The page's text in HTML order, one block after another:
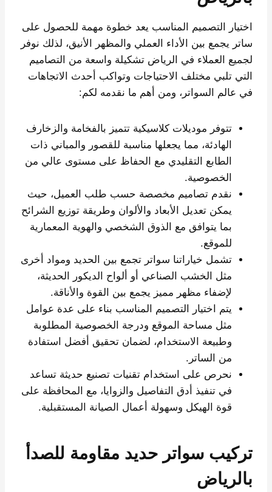
اختيار التصميم المناسب يعد خطوة مهمة للحصول على
ساتر يجمع بين الأداء العملي والمظهر الأنيق، لذلك نوفر
لجميع العملاء في الرياض تشكيلة واسعة من التصاميم
التي تلبي مختلف الاحتياجات وتواكب أحدث الاتجاهات
في عالم السواتر، ومن أهم ما نقدمه لكم:
تتوفر موديلات كلاسيكية تتميز بالفخامة والزخارف
الهادئة، مما يجعلها مناسبة للقصور والمباني ذات
الطابع التقليدي مع الحفاظ على مستوى عالي من
الخصوصية.
نقدم تصاميم مخصصة حسب طلب العميل، حيث
يمكن تعديل الأبعاد والألوان وطريقة توزيع الشرائح
بما يتوافق مع الذوق الشخصي والهوية المعمارية
للموقع.
تشمل خياراتنا سواتر تجمع بين الحديد ومواد أخرى
مثل الخشب الصناعي أو ألواح الديكور الحديثة،
لإضفاء مظهر مميز يجمع بين القوة والأناقة.
يتم اختيار التصميم المناسب بناء على عدة عوامل
مثل مساحة الموقع ودرجة الخصوصية المطلوبة
وطبيعة الاستخدام، لضمان تحقيق أفضل استفادة
من الساتر.
نحرص على استخدام تقنيات تصنيع حديثة تساعد
في تنفيذ أدق التفاصيل والزوايا، مع المحافظة على
قوة الهيكل وسهولة أعمال الصيانة المستقبلية.
تركيب سواتر حديد مقاومة للصدأ
بالرياض